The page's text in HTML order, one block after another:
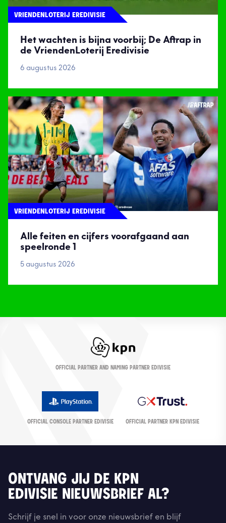
Het wachten is bijna voorbij; De Aftrap in
de VriendenLoterij Eredivisie
VRIENDENLOTERIJ EREDIVISIE
6 augustus 2026
Alle feiten en cijfers voorafgaand aan
speelronde 1
VRIENDENLOTERIJ EREDIVISIE
5 augustus 2026
OFFICIAL PARTNER AND NAMING PARTNER EDIVISIE
OFFICIAL CONSOLE PARTNER EDIVISIE OFFICIAL PARTNER KPN EDIVISIE
ONTVANG JIJ DE KPN
EDIVISIE NIEUWSBRIEF AL?
Schrijf je snel in voor onze nieuwsbrief en blijf